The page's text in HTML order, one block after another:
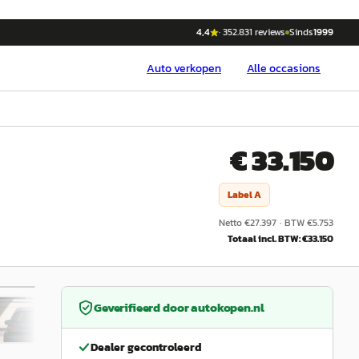
4,4 ·352.831 reviews Sinds1999
Autoverkopen Alle occasions
€ 33.150
LabelA
Netto €27.397 · BTW €5.753
Totaal incl. BTW: €33.150
/16
Geverifieerd doorautokopen.nl
Dealer gecontroleerd